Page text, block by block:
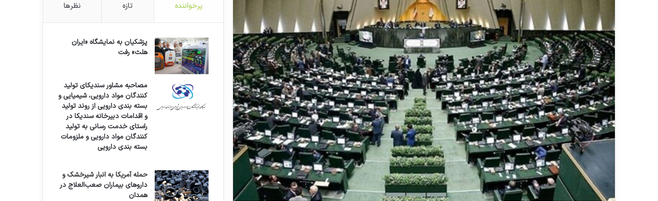
ی
ل
پرخواننده تازه نظرها
پزشکیان به نمایشگاه «ایران
هلث» رفت
مصاحبه مشاور سندیکای تولید
کنندگان مواد دارویی، شیمیایی و
بسته بندی دارویی از روند تولید
و اقدامات دبیرخانه سندیکا در
راستای خدمت رسانی به تولید
کنندگان مواد دارویی و ملزومات
بسته بندی دارویی
حمله آمریکا به انبار شیرخشک و
داروهای بیماران صعب‌العلاج در
همدان